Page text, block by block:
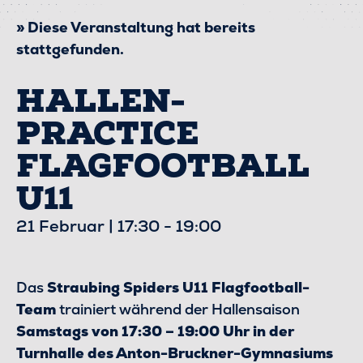
Diese Veranstaltung hat bereits
stattgefunden.
HALLEN-
PRACTICE
FLAGFOOTBALL
U11
21 Februar | 17:30 - 19:00
DasStraubing Spiders U11 Flagfootball-
Teamtrainiert während der Hallensaison
Samstags von 17:30 – 19:00 Uhr in der
Turnhalle des Anton-Bruckner-Gymnasiums